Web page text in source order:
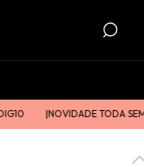
|ㅤㅤNOVIDADE TODA SEMANAㅤㅤ|